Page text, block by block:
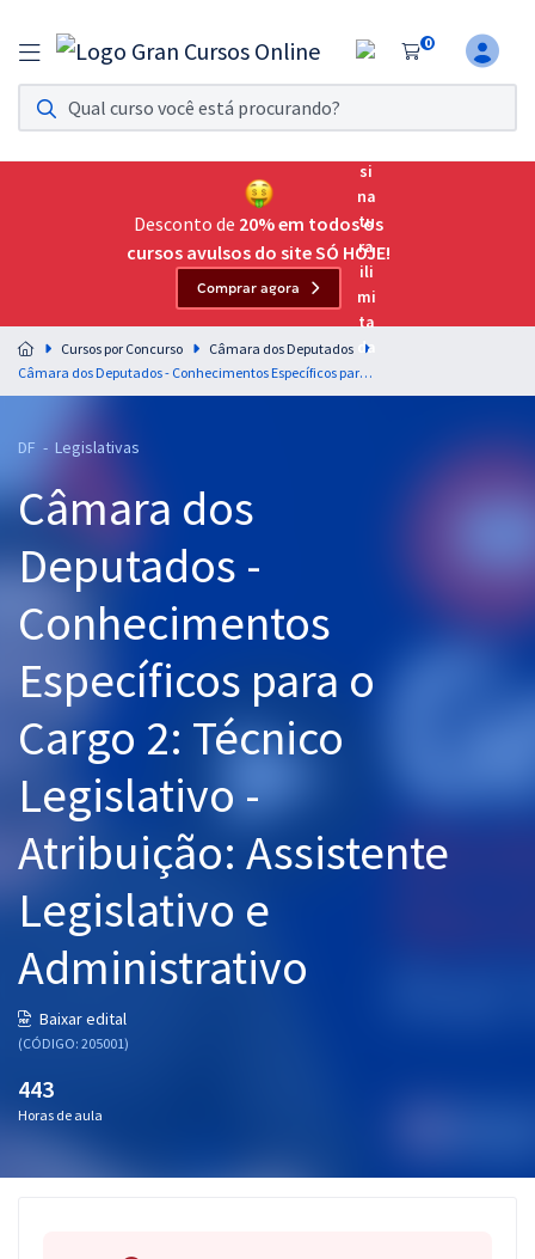
0
Assinatura Ilimitada 11
Acesso a todos os cursos. Teste grátis por 7 dias!
Assinatura OAB Até Passar
Acesso ilimitado a toda preparação para o Exame da
Residências Multiprofissionais
Preparação completa e intensiva para as principais
residências em saúde do Brasil
Cursos 20% OFF
Pós
Graduação
OAB
Questões grátis
Conteúdo gratuito
Aprovados
Desconto de 20% em todos os
cursos avulsos do site SÓ HOJE!
Comprar agora
Cursos por Concurso
Câmara dos Deputados
Câmara dos Deputados - Conhecimentos Específicos para o Cargo 2: Técnico Legislativo - Atribuição: Assistente Legislativo e Administrativo
DF - Legislativas
Câmara dos
Deputados -
Conhecimentos
Específicos para o
Cargo 2: Técnico
Legislativo -
Atribuição: Assistente
Legislativo e
Administrativo
Baixar edital
(CÓDIGO: 205001)
443
Horas de aula